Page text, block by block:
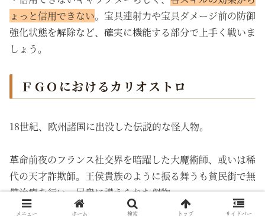
ょっと信用できない。宝具連射力や宝具ダメージ前の防御
強化状態を解除など、確実に機能する部分で上手く戦いま
しょう。
ＦＧＯにおけるカリオストロ
18世紀、欧州諸国に出没した伝説的な怪人物。
革命前夜のフランス社交界を暗躍した大魔術師、或いは稀
代の天才詐欺師。王侯貴族のように振る舞うも貧民街で無
償治療を行い、民衆に讃えられた傑物。
メニュー ホーム 検索 トップ サイドバー